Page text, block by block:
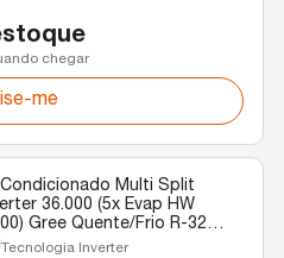
chegar
me
Multi Split
36.000 (5x Evap HW
Gree Quente/Frio R-32
Tecnologia Inverter